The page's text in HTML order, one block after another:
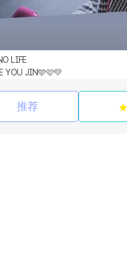
LIFE
YOU JIN🩵🩷💛
推荐